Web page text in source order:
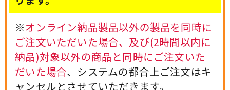
※オンライン納品製品以外の製品を同時に
ご注文いただいた場合、及び(2時間以内に
納品)対象以外の商品と同時にご注文いた
だいた場合、システムの都合上ご注文はキ
ャンセルとさせていただきます。